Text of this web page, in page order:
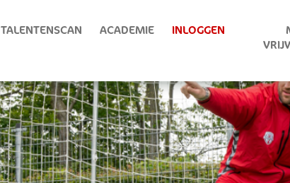
TALENTENSCAN ACADEMIE INLOGGEN